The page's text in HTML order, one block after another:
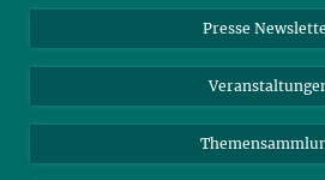
Meldestelle Fehlverhalten
YouTube
Presse